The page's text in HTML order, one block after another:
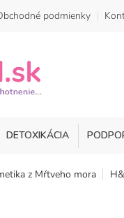
podmienky
DETOXIKÁCIA
z Mŕtveho mora